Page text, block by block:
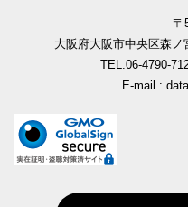
〒
大阪府大阪市中央区森
TEL.06-4790-
E-mail :